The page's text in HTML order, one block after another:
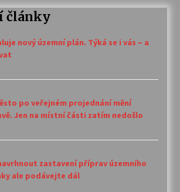
články
nový územní plán. Týká se i vás – a
po veřejném projednání mění
Jen na místní části zatím nedošlo
zastavení příprav územního
ale podávejte dál